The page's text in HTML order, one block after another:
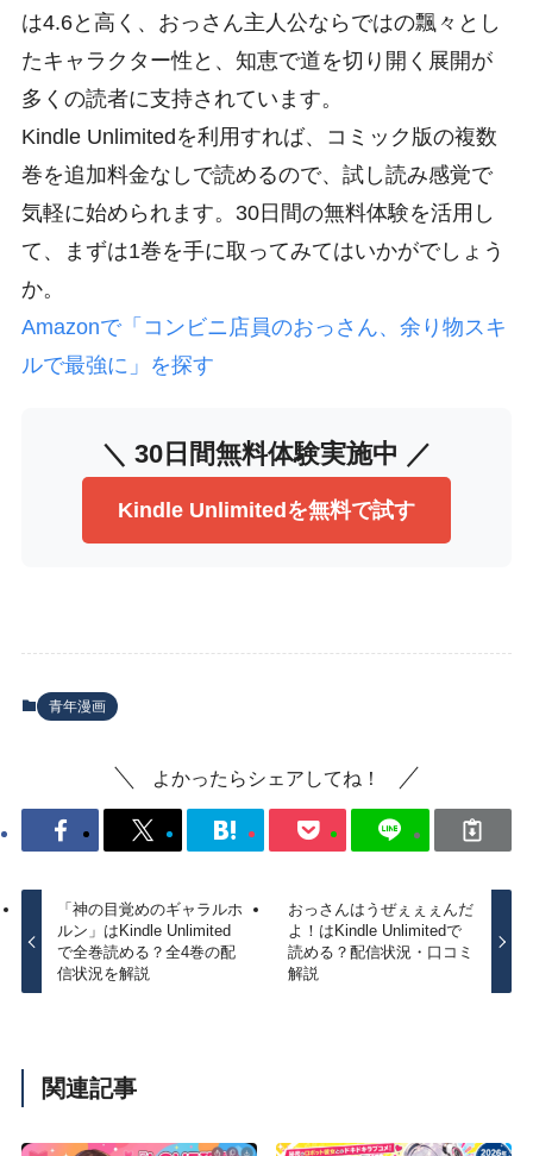
は4.6と高く、おっさん主人公ならではの飄々とし
たキャラクター性と、知恵で道を切り開く展開が
多くの読者に支持されています。
Kindle Unlimitedを利用すれば、コミック版の複数
巻を追加料金なしで読めるので、試し読み感覚で
気軽に始められます。30日間の無料体験を活用し
て、まずは1巻を手に取ってみてはいかがでしょう
か。
Amazonで「コンビニ店員のおっさん、余り物スキ
ルで最強に」を探す
＼ 30日間無料体験実施中 ／
Kindle Unlimitedを無料で試す
青年漫画
よかったらシェアしてね！
「神の目覚めのギャラルホ
ルン」はKindle Unlimited
で全巻読める？全4巻の配
信状況を解説
おっさんはうぜぇぇぇんだ
よ！はKindle Unlimitedで
読める？配信状況・口コミ
解説
関連記事